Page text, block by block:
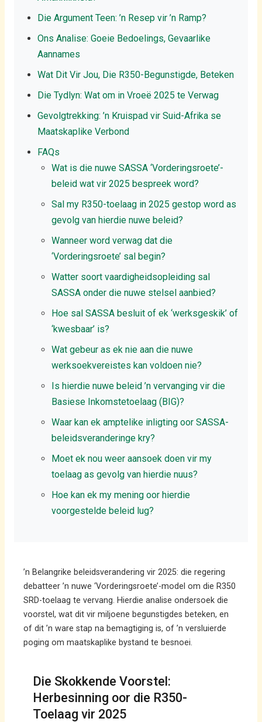
Die Argument Teen: ’n Resep vir ’n Ramp?
Ons Analise: Goeie Bedoelings, Gevaarlike
Aannames
Wat Dit Vir Jou, Die R350-Begunstigde, Beteken
Die Tydlyn: Wat om in Vroeë 2025 te Verwag
Gevolgtrekking: ’n Kruispad vir Suid-Afrika se
Maatskaplike Verbond
FAQs
Wat is die nuwe SASSA ‘Vorderingsroete’-
beleid wat vir 2025 bespreek word?
Sal my R350-toelaag in 2025 gestop word as
gevolg van hierdie nuwe beleid?
Wanneer word verwag dat die
‘Vorderingsroete’ sal begin?
Watter soort vaardigheidsopleiding sal
SASSA onder die nuwe stelsel aanbied?
Hoe sal SASSA besluit of ek ‘werksgeskik’ of
‘kwesbaar’ is?
Wat gebeur as ek nie aan die nuwe
werksoekvereistes kan voldoen nie?
Is hierdie nuwe beleid ’n vervanging vir die
Basiese Inkomstetoelaag (BIG)?
Waar kan ek amptelike inligting oor SASSA-
beleidsveranderinge kry?
Moet ek nou weer aansoek doen vir my
toelaag as gevolg van hierdie nuus?
Hoe kan ek my mening oor hierdie
voorgestelde beleid lug?
’n Belangrike beleidsverandering vir 2025: die regering
debatteer ’n nuwe ‘Vorderingsroete’-model om die R350
SRD-toelaag te vervang. Hierdie analise ondersoek die
voorstel, wat dit vir miljoene begunstigdes beteken, en
of dit ’n ware stap na bemagtiging is, of ’n versluierde
poging om maatskaplike bystand te besnoei.
Die Skokkende Voorstel:
Herbesinning oor die R350-
Toelaag vir 2025